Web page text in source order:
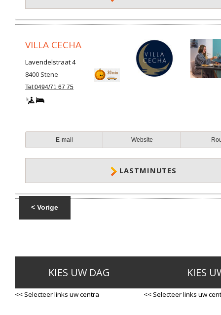
VILLA CECHA
Lavendelstraat 4
8400 Stene
Tel:0494/71 67 75
E-mail Website
LASTMINUTES
< Vorige
KIES UW DAG
<< Selecteer links uw centra
KIES
<< Selecteer links uw